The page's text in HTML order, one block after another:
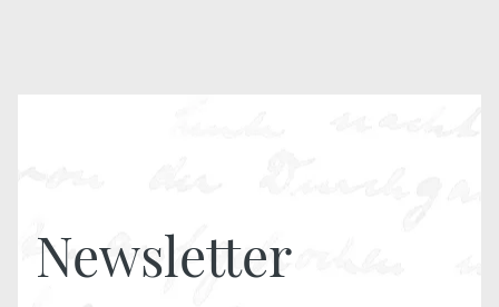
Newsletter